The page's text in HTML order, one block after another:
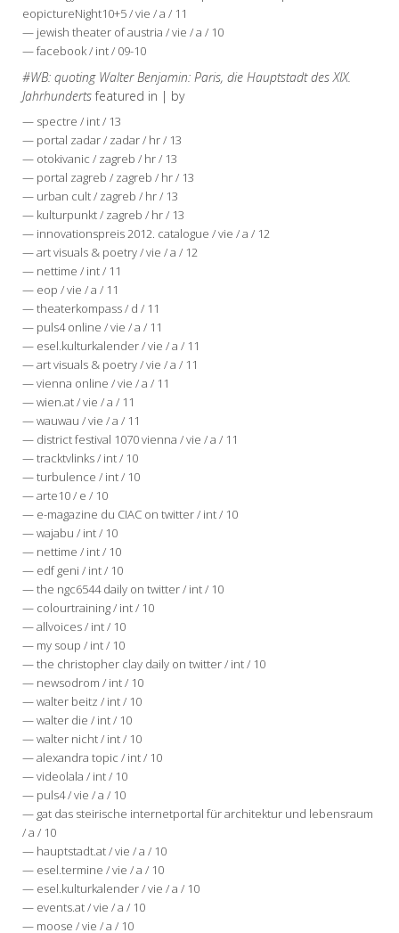
eopictureNight10+5 / vie / a / 11
— jewish theater of austria / vie / a / 10
— facebook / int / 09-10
#WB: quoting Walter Benjamin: Paris, die Hauptstadt des XIX.
Jahrhundertsfeatured in | by
— spectre / int / 13
— portal zadar / zadar / hr / 13
— otokivanic / zagreb / hr / 13
— portal zagreb / zagreb / hr / 13
— urban cult / zagreb / hr / 13
— kulturpunkt / zagreb / hr / 13
— innovationspreis 2012. catalogue / vie / a / 12
— art visuals & poetry / vie / a / 12
— nettime / int / 11
— eop / vie / a / 11
— theaterkompass / d / 11
— puls4 online / vie / a / 11
— esel.kulturkalender / vie / a / 11
— art visuals & poetry / vie / a / 11
— vienna online / vie / a / 11
— wien.at / vie / a / 11
— wauwau / vie / a / 11
— district festival 1070 vienna / vie / a / 11
— tracktvlinks / int / 10
— turbulence / int / 10
— arte10 / e / 10
— e-magazine du CIAC on twitter / int / 10
— wajabu / int / 10
— nettime / int / 10
— edf geni / int / 10
— the ngc6544 daily on twitter / int / 10
— colourtraining / int / 10
— allvoices / int / 10
— my soup / int / 10
— the christopher clay daily on twitter / int / 10
— newsodrom / int / 10
— walter beitz / int / 10
— walter die / int / 10
— walter nicht / int / 10
— alexandra topic / int / 10
— videolala / int / 10
— puls4 / vie / a / 10
— gat das steirische internetportal für architektur und lebensraum
/ a / 10
— hauptstadt.at / vie / a / 10
— esel.termine / vie / a / 10
— esel.kulturkalender / vie / a / 10
— events.at / vie / a / 10
— moose / vie / a / 10